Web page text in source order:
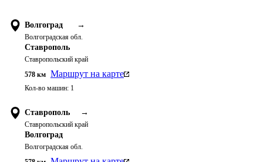
Волгоград →
Волгоградская обл.
Ставрополь
Ставропольский край
578 км Маршрут на карте
Кол-во машин: 1
Ставрополь →
Ставропольский край
Волгоград
Волгоградская обл.